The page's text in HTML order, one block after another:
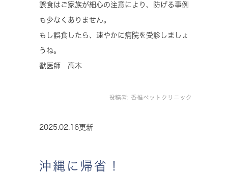
誤食はご家族が細心の注意により、防げる事例
も少なくありません。
もし誤食したら、速やかに病院を受診しましょ
うね。
獣医師 高木
投稿者: 香椎ペットクリニック
2025.02.16更新
沖縄に帰省！